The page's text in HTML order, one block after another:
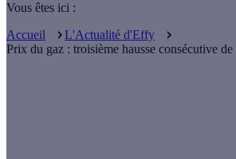
Vous êtes ici :
Accueil
L'Actualité d'Effy
Prix du gaz : troisième hausse consécutive de